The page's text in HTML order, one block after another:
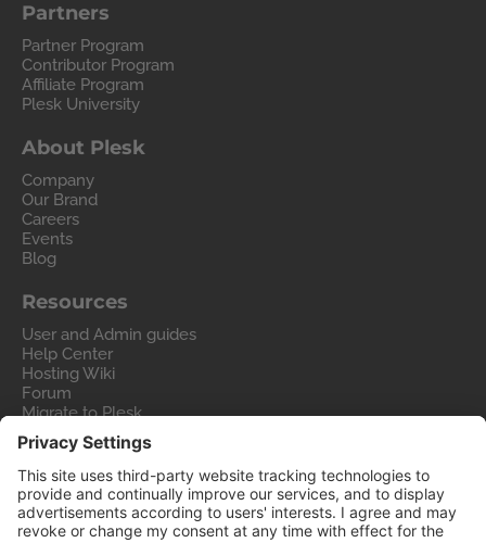
Partners
Partner Program
Contributor Program
Affiliate Program
Plesk University
About Plesk
Company
Our Brand
Careers
Events
Blog
Resources
User and Admin guides
Help Center
Hosting Wiki
Forum
Migrate to Plesk
Contact Us
Legal
Privacy Policy
Imprint